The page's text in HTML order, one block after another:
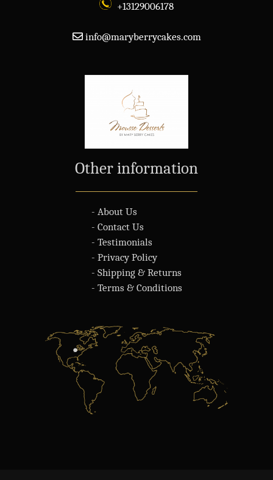
+13129006178
info@maryberrycakes.com
Other information
- About Us
- Contact Us
- Testimonials
- Privacy Policy
- Shipping & Returns
- Terms & Conditions